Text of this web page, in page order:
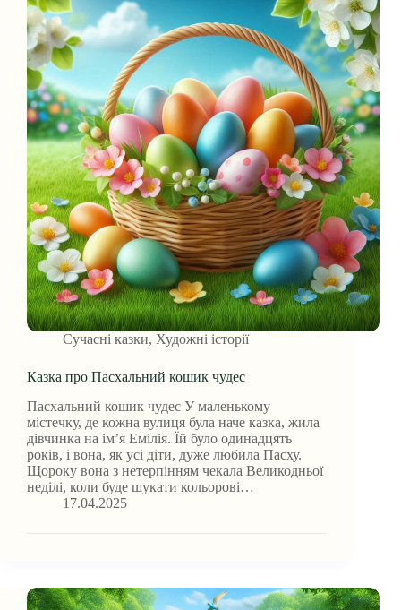
Сучасні казки, Художні історії
Казка про Пасхальний кошик чудес
Пасхальний кошик чудес У маленькому
містечку, де кожна вулиця була наче казка, жила
дівчинка на ім’я Емілія. Їй було одинадцять
років, і вона, як усі діти, дуже любила Пасху.
Щороку вона з нетерпінням чекала Великодньої
неділі, коли буде шукати кольорові…
17.04.2025